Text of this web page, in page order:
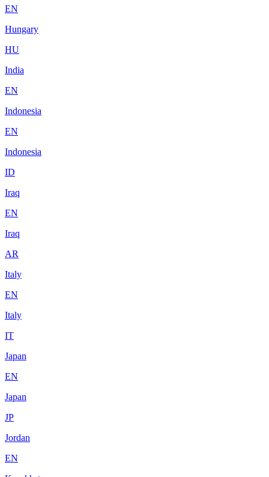
EN
Hungary
HU
India
EN
Indonesia
EN
Indonesia
ID
Iraq
EN
Iraq
AR
Italy
EN
Italy
IT
Japan
EN
Japan
JP
Jordan
EN